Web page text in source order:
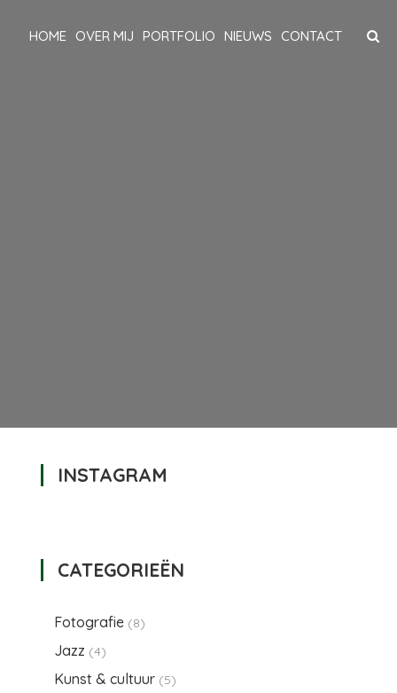
HOME OVER MIJ PORTFOLIO NIEUWS CONTACT
INSTAGRAM
CATEGORIEËN
Fotografie (8)
Jazz (4)
Kunst & cultuur (5)